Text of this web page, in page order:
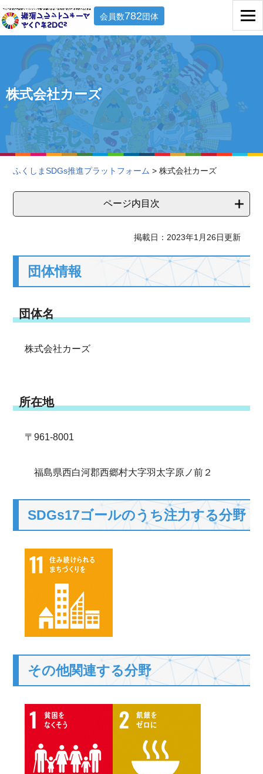
会員数782団体
株式会社カーズ
ふくしまSDGs推進プラットフォーム > 株式会社カーズ
ページ内目次
掲載日：2023年1月26日更新
団体情報
団体名
株式会社カーズ
所在地
〒961-8001
福島県西白河郡西郷村大字羽太字原ノ前２
SDGs17ゴールのうち注力する分野
その他関連する分野